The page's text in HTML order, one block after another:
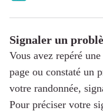
Signaler un
Vous avez repéré
page ou constaté un
votre randonnée,
Pour préciser votre